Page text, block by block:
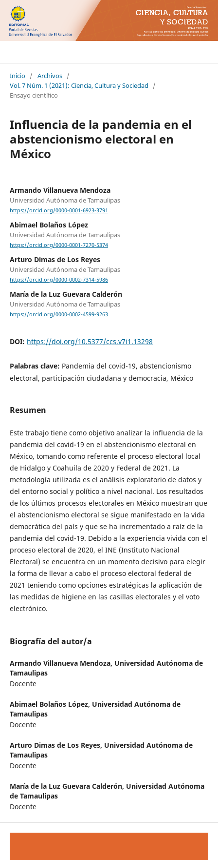
Inicio / Archivos /
Vol. 7 Núm. 1 (2021): Ciencia, Cultura y Sociedad
/
Ensayo científico
Influencia de la pandemia en el
abstencionismo electoral en
México
Armando Villanueva Mendoza
Universidad Autónoma de Tamaulipas
https://orcid.org/0000-0001-6923-3791
Abimael Bolaños López
Universidad Autónoma de Tamaulipas
https://orcid.org/0000-0001-7270-5374
Arturo Dimas de Los Reyes
Universidad Autónoma de Tamaulipas
https://orcid.org/0000-0002-7314-5986
María de la Luz Guevara Calderón
Universidad Autónoma de Tamaulipas
https://orcid.org/0000-0002-4599-9263
DOI: https://doi.org/10.5377/ccs.v7i1.13298
Palabras clave: Pandemia del covid-19, abstencionismo
electoral, participación ciudadana y democracia, México
Resumen
Este trabajo tiene como objetivo analizar la influencia de la
pandemia del covid-19 en el abstencionismo electoral en
México, tomando como referente el proceso electoral local
de Hidalgo y Coahuila de 2020 y Federal de 2021. La
metodología utilizada es el análisis exploratorio de datos y
del entorno social y político a nivel nacional. Los resultados
de los últimos procesos electorales en México muestran que
el abstencionismo electoral se sigue manifestado en la vida
democrática del país y que se ha incrementado a raíz de la
pandemia del covid-19. Debido a la experiencia vivida con el
proceso electoral de 2020, el INE (Instituto Nacional
Electoral) se encuentra en un momento decisivo para elegir
la forma de llevar a cabo el proceso electoral federal de
2021 teniendo como opciones estratégicas la aplicación de
las medidas de higiene en las casillas electorales y el voto
electrónico.
Biografía del autor/a
Armando Villanueva Mendoza, Universidad Autónoma de
Tamaulipas
Docente
Abimael Bolaños López, Universidad Autónoma de
Tamaulipas
Docente
Arturo Dimas de Los Reyes, Universidad Autónoma de
Tamaulipas
Docente
María de la Luz Guevara Calderón, Universidad Autónoma
de Tamaulipas
Docente